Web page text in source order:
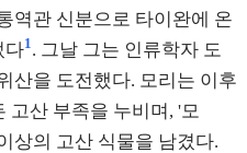
역관 신분으로 타이완에 온
다1. 그날 그는 인류학자 도
산을 도전했다. 모리는 이후
고산 부족을 누비며, '모
상의 고산 식물을 남겼다.